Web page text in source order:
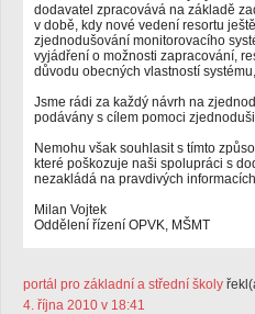
dodavatel zpracovává na základě
v době, kdy nové vedení resortu
zjednodušování monitorovacího
vyjádření o možnosti zapracování,
důvodu obecných vlastností
Jsme rádi za každý návrh na
podávány s cílem pomoci
Nemohu však souhlasit s tímto
které poškozuje naši spolupráci s
nezakládá na pravdivých
Milan Vojtek
Oddělení řízení OPVK, MŠMT
portál pro základní a střední školy
4. října 2010 v 18:41